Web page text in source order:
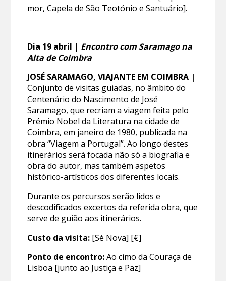
mor, Capela de São Teotónio e Santuário].
Dia 19 abril | Encontro com Saramago na
Alta de Coimbra
JOSÉ SARAMAGO, VIAJANTE EM COIMBRA |
Conjunto de visitas guiadas, no âmbito do
Centenário do Nascimento de José
Saramago, que recriam a viagem feita pelo
Prémio Nobel da Literatura na cidade de
Coimbra, em janeiro de 1980, publicada na
obra “Viagem a Portugal”. Ao longo destes
itinerários será focada não só a biografia e
obra do autor, mas também aspetos
histórico-artísticos dos diferentes locais.
Durante os percursos serão lidos e
descodificados excertos da referida obra, que
serve de guião aos itinerários.
Custo da visita: [Sé Nova] [€]
Ponto de encontro:Ao cimo da Couraça de
Lisboa [junto ao Justiça e Paz]